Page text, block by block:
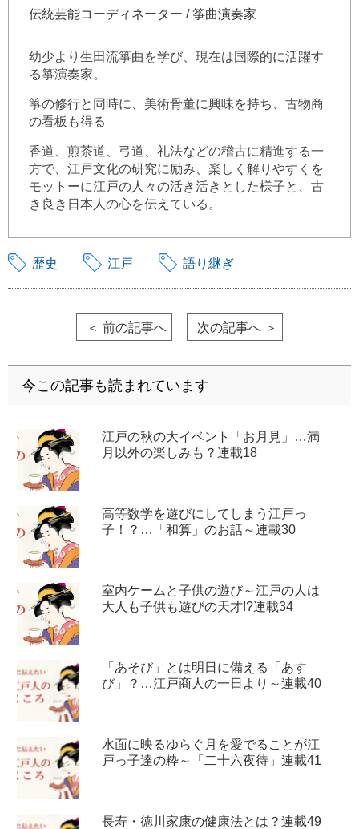
伝統芸能コーディネーター / 筝曲演奏家
幼少より生田流箏曲を学び、現在は国際的に活躍す
る箏演奏家。
箏の修行と同時に、美術骨董に興味を持ち、古物商
の看板も得る
香道、煎茶道、弓道、礼法などの稽古に精進する一
方で、江戸文化の研究に励み、楽しく解りやすくを
モットーに江戸の人々の活き活きとした様子と、古
き良き日本人の心を伝えている。
歴史 江戸 語り継ぎ
＜ 前の記事へ 次の記事へ ＞
今この記事も読まれています
江戸の秋の大イベント「お月見」…満
月以外の楽しみも？連載18
高等数学を遊びにしてしまう江戸っ
子！？…「和算」のお話～連載30
室内ケームと子供の遊び～江戸の人は
大人も子供も遊びの天才!?連載34
「あそび」とは明日に備える「あす
び」？…江戸商人の一日より～連載40
水面に映るゆらぐ月を愛でることが江
戸っ子達の粋～「二十六夜待」連載41
長寿・徳川家康の健康法とは？連載49